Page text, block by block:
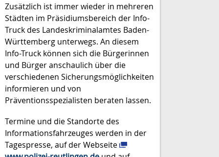
Zusätzlich ist immer wieder in mehreren
Städten im Präsidiumsbereich der Info-
Truck des Landeskriminalamtes Baden-
Württemberg unterwegs. An diesem
Info-Truck können sich die Bürgerinnen
und Bürger anschaulich über die
verschiedenen Sicherungsmöglichkeiten
informieren und von
Präventionsspezialisten beraten lassen.
Termine und die Standorte des
Informationsfahrzeuges werden in der
Tagespresse, auf der Webseite